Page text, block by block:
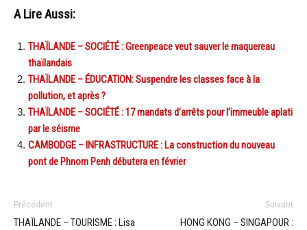
A Lire Aussi:
THAÏLANDE – SOCIÉTÉ : Greenpeace veut sauver le maquereau
thaïlandais
THAÏLANDE – ÉDUCATION: Suspendre les classes face à la
pollution, et après ?
THAÏLANDE – SOCIÉTÉ : 17 mandats d’arrêts pour l’immeuble aplati
par le séisme
CAMBODGE – INFRASTRUCTURE : La construction du nouveau
pont de Phnom Penh débutera en février
Précédent
THAÏLANDE – TOURISME : Lisa
Suivant
HONG KONG – SINGAPOUR :